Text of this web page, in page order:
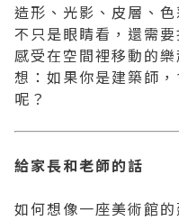
造形、光影、皮層、
不只是眼睛看，還需
感受在空間裡移動的
想：如果你是建築師
呢？
給家長和老師的話
如何想像一座美術館的